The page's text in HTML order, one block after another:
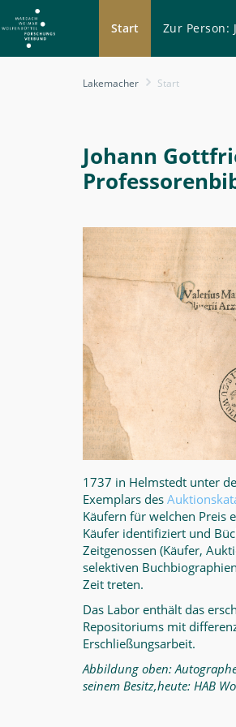
Start Zur Person:
Start
Lakemacher Start
Johann
1737 in Helmstedt unter
Exemplars des
Käufern für welchen Preis
Käufer identifiziert und
Zeitgenossen (Käufer,
selektiven
Zeit treten.
Das Labor enthält das
Repositoriums mit
Erschließungsarbeit.
Abbildung oben:
seinem Besitz,heute: HAB